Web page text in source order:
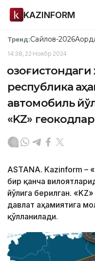
KAZINFORM
Тренд:Сайлов-2026
14:38, 22 Ноябр 2024
республика
автомобиль
«KZ»
ASTANA. Kazinform –
бир қанча
йўлига берилган.
давлат аҳамиятига
қўлланилади.